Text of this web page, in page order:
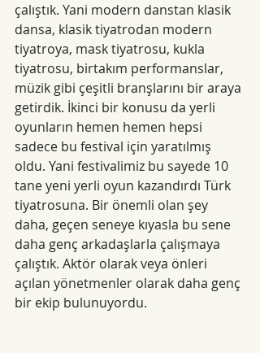
çalıştık. Yani modern danstan klasik
dansa, klasik tiyatrodan modern
tiyatroya, mask tiyatrosu, kukla
tiyatrosu, birtakım performanslar,
müzik gibi çeşitli branşlarını bir araya
getirdik. İkinci bir konusu da yerli
oyunların hemen hemen hepsi
sadece bu festival için yaratılmış
oldu. Yani festivalimiz bu sayede 10
tane yeni yerli oyun kazandırdı Türk
tiyatrosuna. Bir önemli olan şey
daha, geçen seneye kıyasla bu sene
daha genç arkadaşlarla çalışmaya
çalıştık. Aktör olarak veya önleri
açılan yönetmenler olarak daha genç
bir ekip bulunuyordu.